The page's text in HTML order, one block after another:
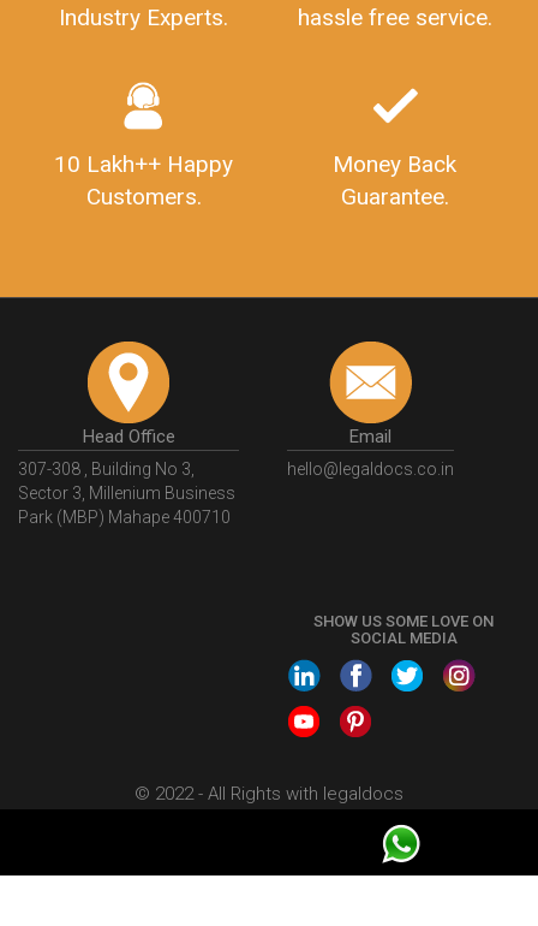
Industry Experts.
hassle free service.
10 Lakh++ Happy
Customers.
Money Back
Guarantee.
Head Office
307-308 , Building No 3,
Sector 3, Millenium Business
Park (MBP) Mahape 400710
Email
hello@legaldocs.co.in
SHOW US SOME LOVE ON
SOCIAL MEDIA
© 2022 - All Rights with legaldocs
Terms & Conditions
Careers About Us